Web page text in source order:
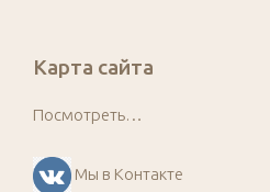
Карта сайта
Посмотреть…
Мы в Контакте